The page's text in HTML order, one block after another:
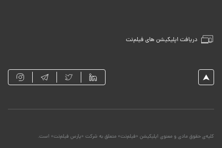
دریافت اپلیکیشن های فیلم‌نت
کلیه‌ی حقوق مادی و معنوی اپلیکیشن «فیلم‌نت» متعلق به شرکت «پارس فیلم‌نت» است.